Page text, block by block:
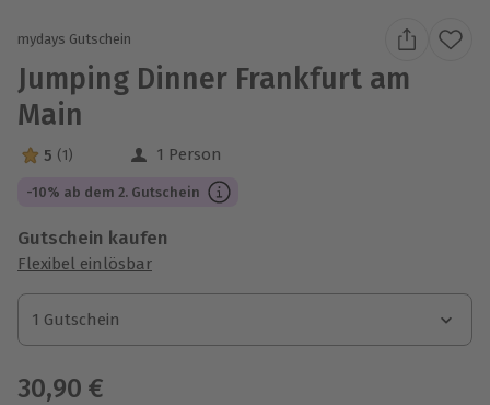
mydays Gutschein
Jumping Dinner Frankfurt am
Main
5 Sterne von 5 aus 1 Bewertungen
5 (1) 1 Person
-10% ab dem 2. Gutschein
Gutschein kaufen
Flexibel einlösbar
1 Gutschein
1 Gutschein
1 Gutschein
30,90 €